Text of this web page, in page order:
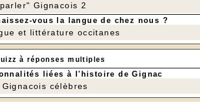
Gignacois 2
vous la langue de chez nous ?
et littérature occitanes
à réponses multiples
liées à l'histoire de Gignac
Gignacois célèbres